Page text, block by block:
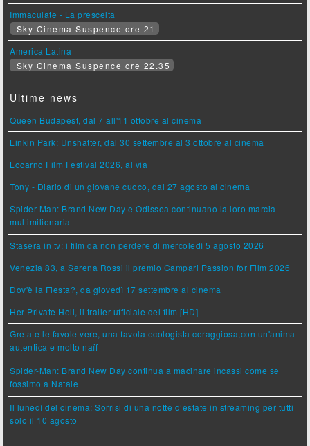
Immaculate - La prescelta
Sky Cinema Suspence ore 21
America Latina
Sky Cinema Suspence ore 22.35
Ultime news
Queen Budapest, dal 7 all'11 ottobre al cinema
Linkin Park: Unshatter, dal 30 settembre al 3 ottobre al cinema
Locarno Film Festival 2026, al via
Tony - Diario di un giovane cuoco, dal 27 agosto al cinema
Spider-Man: Brand New Day e Odissea continuano la loro marcia
multimilionaria
Stasera in tv: i film da non perdere di mercoledì 5 agosto 2026
Venezia 83, a Serena Rossi il premio Campari Passion for Film 2026
Dov'è la Fiesta?, da giovedì 17 settembre al cinema
Her Private Hell, il trailer ufficiale del film [HD]
Greta e le favole vere, una favola ecologista coraggiosa,con un'anima
autentica e molto naïf
Spider-Man: Brand New Day continua a macinare incassi come se
fossimo a Natale
Il lunedì del cinema: Sorrisi di una notte d’estate in streaming per tutti
solo il 10 agosto